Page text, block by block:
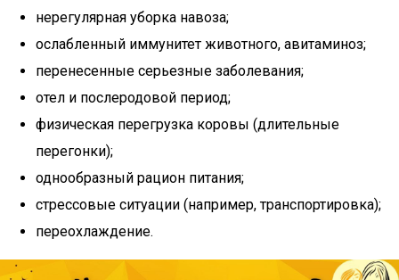
нерегулярная уборка навоза;
ослабленный иммунитет животного, авитаминоз;
перенесенные серьезные заболевания;
отел и послеродовой период;
физическая перегрузка коровы (длительные
перегонки);
однообразный рацион питания;
стрессовые ситуации (например, транспортировка);
переохлаждение.